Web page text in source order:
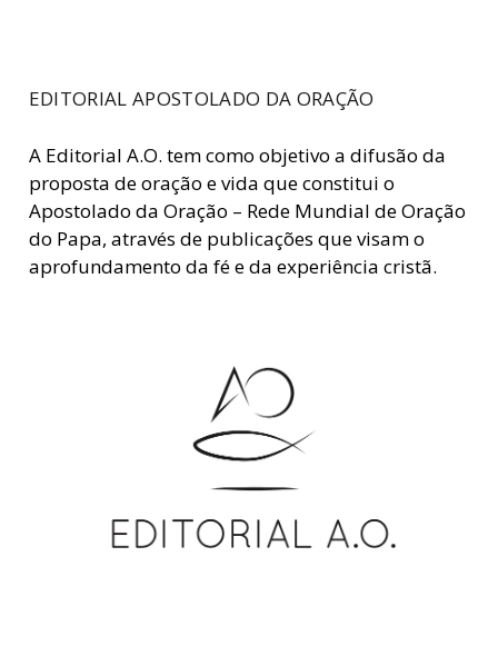
EDITORIAL APOSTOLADO DA ORAÇÃO
A Editorial A.O. tem como objetivo a difusão da
proposta de oração e vida que constitui o
Apostolado da Oração – Rede Mundial de Oração
do Papa, através de publicações que visam o
aprofundamento da fé e da experiência cristã.